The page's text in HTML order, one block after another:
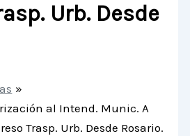
Urb. Desde
al Intend. Munic. A
Trasp. Urb. Desde Rosario.